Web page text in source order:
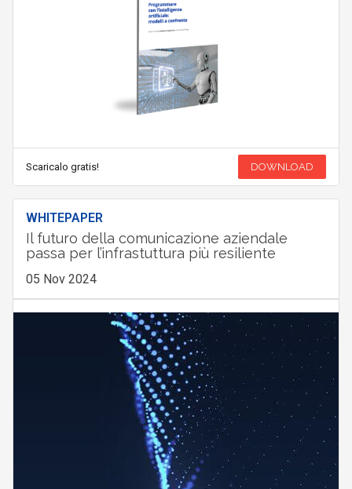
Scaricalo gratis! DOWNLOAD
WHITEPAPER
Il futuro della comunicazione aziendale
passa per l’infrastuttura più resiliente
05 Nov 2024